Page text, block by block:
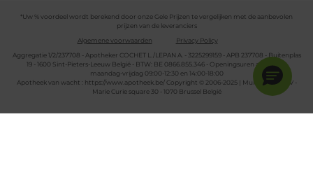
*Uw % voordeel wordt berekend door onze Gele Prijzen te vergelijken met de aanbevolen
prijzen van de leveranciers
Algemene voorwaarden
Privacy Policy
Aggregatie 1/2/237708 - Apotheker COCHET L./LEPAN A. - 3225299159 - APB 237708 - Buitenplas
19 - 1600 Sint-Pieters-Leeuw België - BTW: BE 0866.855.346 - Openingsuren apotheek:
maandag-vrijdag 09:00-12:30 en 14:00-18:00
Apotheek van wacht :
https://www.apotheek.be/Copyright © 2006-2025 | Multipharma CV -
Marie Curie square 30 - 1070 Brussel België